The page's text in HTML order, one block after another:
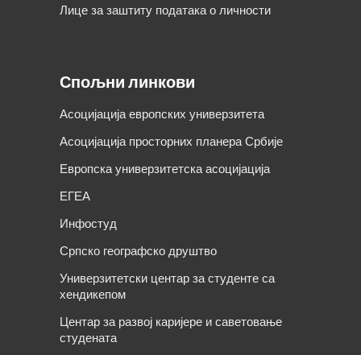
Лице за заштиту података о личности
Спољни линкови
Асоцијација европских универзитета
Асоцијација просторних планера Србије
Европска универзитетска асоцијација
ЕГЕА
Инфостуд
Српско географско друштво
Универзитетски центар за студенте са
хендикепом
Центар за развој каријере и саветовање
студената